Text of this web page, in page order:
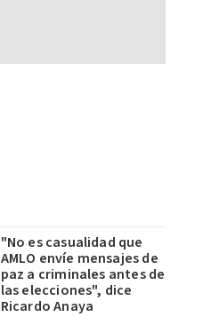
"No es casualidad que
AMLO envíe mensajes de
paz a criminales antes de
las elecciones", dice
Ricardo Anaya